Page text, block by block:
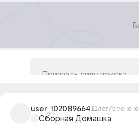
user_10208966411летИзменено
Сборная Домашка